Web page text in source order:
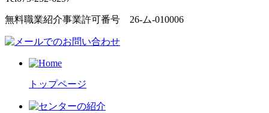
無料職業紹介事業許可番号 26-ム-010006
トップページ